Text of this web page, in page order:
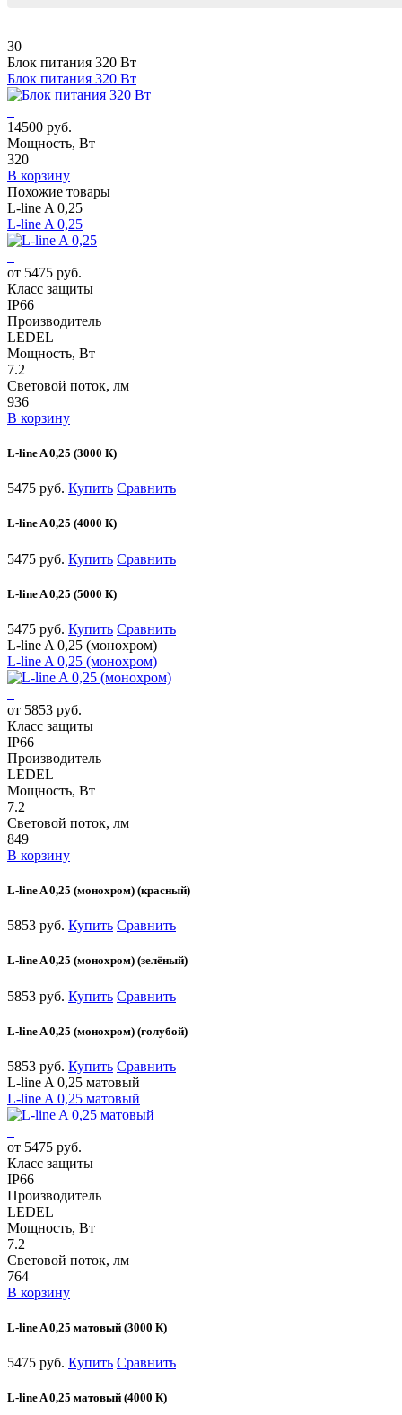
30
Блок питания 320 Вт
Блок питания 320 Вт
14500 руб.
Мощность, Вт
320
В корзину
Похожие товары
L-line A 0,25
L-line A 0,25
от 5475 руб.
Класс защиты
IP66
Производитель
LEDEL
Мощность, Вт
7.2
Световой поток, лм
936
В корзину
L-line A 0,25 (3000 К)
5475 руб. Купить Сравнить
L-line A 0,25 (4000 К)
5475 руб. Купить Сравнить
L-line A 0,25 (5000 К)
5475 руб. Купить Сравнить
L-line A 0,25 (монохром)
L-line A 0,25 (монохром)
от 5853 руб.
Класс защиты
IP66
Производитель
LEDEL
Мощность, Вт
7.2
Световой поток, лм
849
В корзину
L-line A 0,25 (монохром) (красный)
5853 руб. Купить Сравнить
L-line A 0,25 (монохром) (зелёный)
5853 руб. Купить Сравнить
L-line A 0,25 (монохром) (голубой)
5853 руб. Купить Сравнить
L-line A 0,25 матовый
L-line A 0,25 матовый
от 5475 руб.
Класс защиты
IP66
Производитель
LEDEL
Мощность, Вт
7.2
Световой поток, лм
764
В корзину
L-line A 0,25 матовый (3000 К)
5475 руб. Купить Сравнить
L-line A 0,25 матовый (4000 К)